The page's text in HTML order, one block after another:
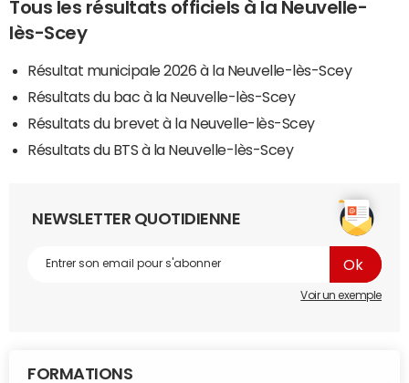
Tous les résultats officiels à la Neuvelle-
lès-Scey
Résultat municipale 2026 à la Neuvelle-lès-Scey
Résultats du bac à la Neuvelle-lès-Scey
Résultats du brevet à la Neuvelle-lès-Scey
Résultats du BTS à la Neuvelle-lès-Scey
NEWSLETTER QUOTIDIENNE
Voir un exemple
FORMATIONS